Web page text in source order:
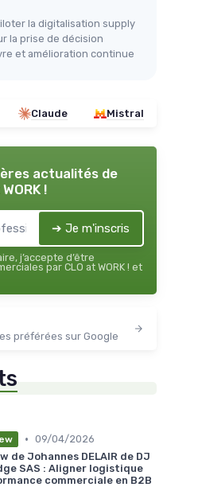
la digitalisation supply
la prise de décision
et amélioration continue
Claude Mistral
actualités de
!
➔ Je m'inscris
j’accepte d’être
par CLO at WORK ! et
préférées sur Google
• 09/04/2026
de Johannes DELAIR de DJ
SAS : Aligner logistique
commerciale en B2B